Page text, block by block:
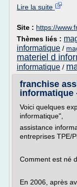
Lire la suite
Site : https://
Thèmes liés :
informatique /
materiel d
informatique /
franchise
informatique
Voici quelques
informatique",
assistance
entreprises TPE/
Comment est né
En 2006, après